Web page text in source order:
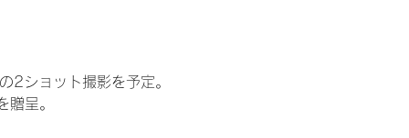
2ショット撮影を予定。
呈。